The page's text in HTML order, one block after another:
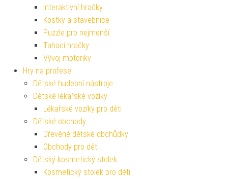
Interaktivní hračky
Kostky a stavebnice
Puzzle pro nejmenší
Tahací hračky
Vývoj motoriky
Hry na profese
Dětské hudební nástroje
Dětské lékařské vozíky
Lékařské vozíky pro děti
Dětské obchody
Dřevěné dětské obchůdky
Obchody pro děti
Dětský kosmetický stolek
Kosmetický stolek pro děti